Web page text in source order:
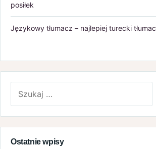
posiłek
Językowy tłumacz – najlepiej turecki
Ostatnie wpisy